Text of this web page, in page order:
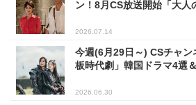
ン！8月CS放送開始「大人
2026.07.14
今週(6月29日～) CSチャン
板時代劇」韓国ドラマ4選
2026.06.30